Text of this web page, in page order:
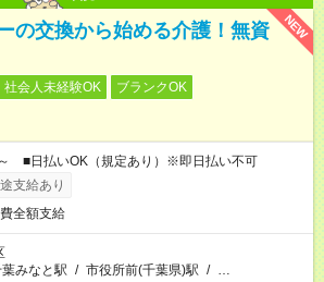
NEW
の交換から始める介護！無資
社会人未経験OK
ブランクOK
■日払いOK（規定あり）※即日払い不可
支給あり
全額支給
みなと駅 / 市役所前(千葉県)駅 / …